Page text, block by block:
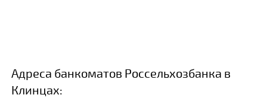
Адреса банкоматов Россельхозбанка в
Клинцах: